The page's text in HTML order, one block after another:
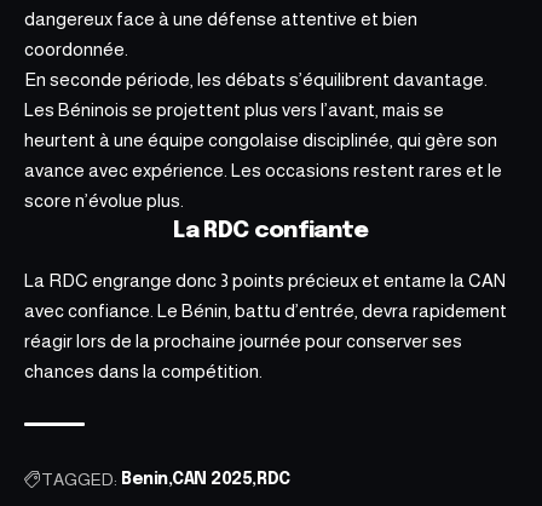
dangereux face à une défense attentive et bien
coordonnée.
En seconde période, les débats s’équilibrent davantage.
Les Béninois se projettent plus vers l’avant, mais se
heurtent à une équipe congolaise disciplinée, qui gère son
avance avec expérience. Les occasions restent rares et le
score n’évolue plus.
La RDC confiante
La RDC engrange donc 3 points précieux et entame la CAN
avec confiance. Le Bénin, battu d’entrée, devra rapidement
réagir lors de la prochaine journée pour conserver ses
chances dans la compétition.
TAGGED: Benin CAN 2025 RDC